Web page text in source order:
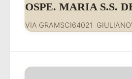
OSPE. MARIA S.S.
VIA GRAMSCI64021